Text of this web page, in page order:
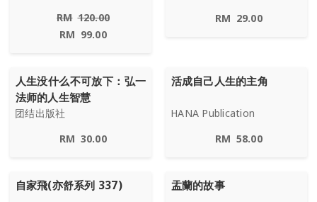
RM 120.00
RM 99.00
RM 29.00
人生没什么不可放下：弘一
法师的人生智慧
团结出版社
RM 30.00
活成自己人生的主角
HANA Publication
RM 58.00
自家飛(亦舒系列 337) 盂蘭的故事